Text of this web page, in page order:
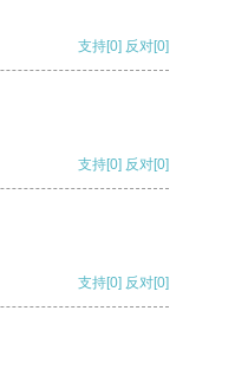
支持[0] 反对[0]
支持[0] 反对[0]
支持[0] 反对[0]